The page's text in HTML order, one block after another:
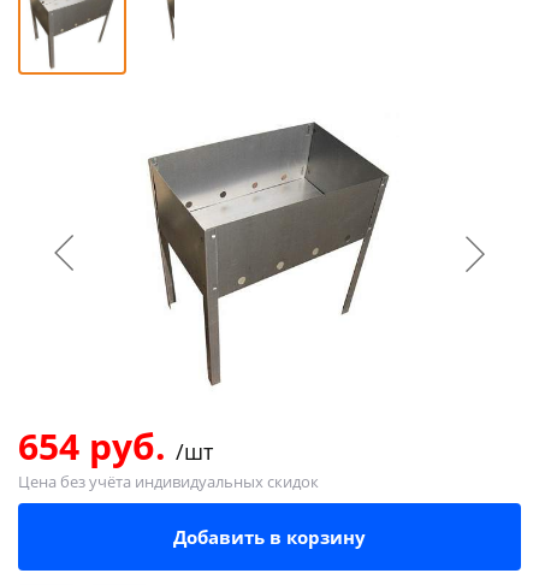
654 руб. /шт
Цена без учёта индивидуальных скидок
Добавить в корзину
Сегодня
25%
Добавляйте товары
в корзину
Оплачивайте сегодня только
% картой любого банка
выбранный способом
Оставшиеся75% будут
списыватьсяс вашей карты
по25%каждые 2 недели